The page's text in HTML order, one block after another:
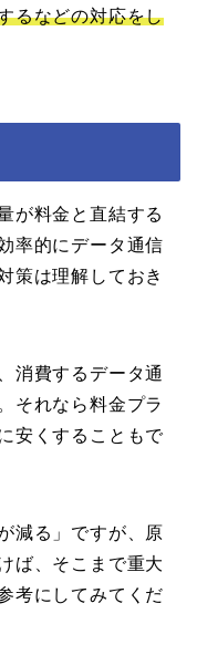
るなどの対応をし
が料金と直結する
率的にデータ通信
策は理解しておき
消費するデータ通
それなら料金プラ
安くすることもで
減る」ですが、原
ば、そこまで重大
考にしてみてくだ